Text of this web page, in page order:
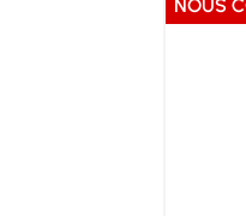
NOUS